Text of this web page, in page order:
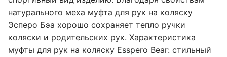
натурального меха муфта для рук на коляску
Эсперо Бэа хорошо сохраняет тепло ручки
коляски и родительских рук. Характеристика
муфты для рук на коляску Esspero Bear: стильный